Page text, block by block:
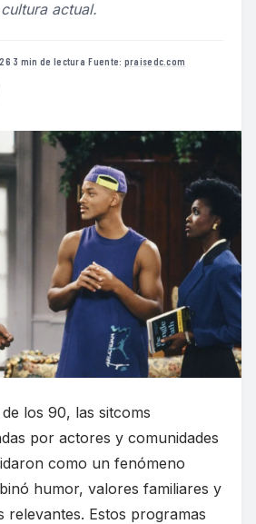
actual.
·3 min de lectura·Fuente: praisedc.com
los 90, las sitcoms
por actores y comunidades
como un fenómeno
humor, valores familiares y
relevantes. Estos programas